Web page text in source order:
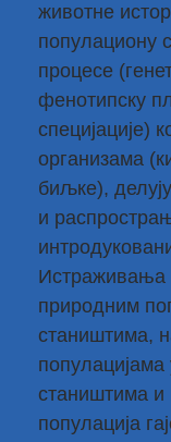
животне
популациону
процесе
фенотипску
специјације)
организама
биљке),
и
Истраживања
природним
стаништима,
стаништима и
популација